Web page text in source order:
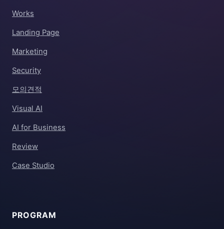
Works
Landing Page
Marketing
Security
모의견적
Visual AI
AI for Business
Review
Case Studio
PROGRAM